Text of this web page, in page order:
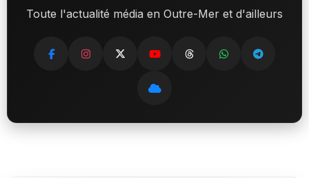
Toute l'actualité média en Outre-Mer et d'ailleurs